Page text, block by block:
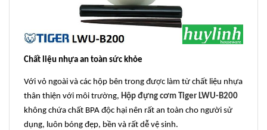
Chất liệu nhựa an toàn sức khỏe
Với vỏ ngoài và các hộp bên trong được làm từ chất liệu nhựa
thân thiện với môi trường, Hộp đựng cơm Tiger LWU-B200
không chứa chất BPA độc hại nên rất an toàn cho người sử
dụng, luôn bóng đẹp, bền và rất dễ vệ sinh.